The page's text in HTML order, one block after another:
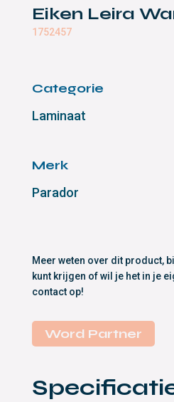
Eiken Leira
1752457
Categorie
Laminaat
Merk
Parador
Meer weten over dit product,
kunt krijgen of wil je het in je
contact op!
Word Partner